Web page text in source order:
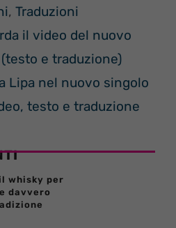
,Traduzioni
il video del nuovo
e traduzione)
Lipa nel nuovo singolo
testo e traduzione
whisky per
davvero